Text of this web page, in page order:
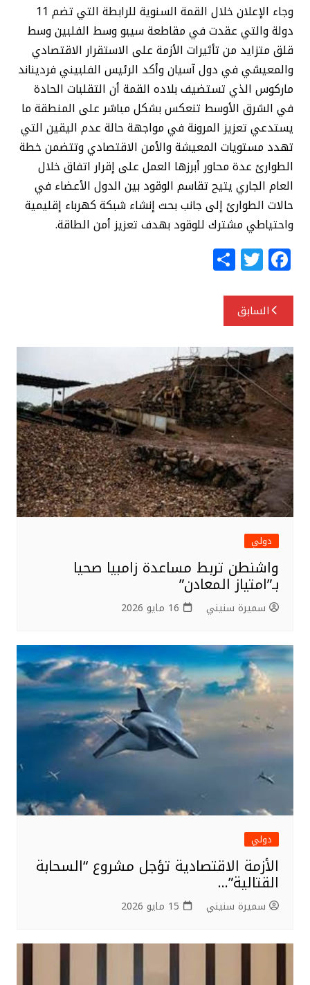
وجاء الإعلان خلال القمة السنوية للرابطة التي تضم 11
دولة والتي عقدت في مقاطعة سيبو وسط الفلبين وسط
قلق متزايد من تأثيرات الأزمة على الاستقرار الاقتصادي
والمعيشي في دول آسيان وأكد الرئيس الفلبيني فرديناند
ماركوس الذي تستضيف بلاده القمة أن التقلبات الحادة
في الشرق الأوسط تنعكس بشكل مباشر على المنطقة ما
يستدعي تعزيز المرونة في مواجهة حالة عدم اليقين التي
تهدد مستويات المعيشة والأمن الاقتصادي وتتضمن خطة
الطوارئ عدة محاور أبرزها العمل على إقرار اتفاق خلال
العام الجاري يتيح تقاسم الوقود بين الدول الأعضاء في
حالات الطوارئ إلى جانب بحث إنشاء شبكة كهرباء إقليمية
واحتياطي مشترك للوقود بهدف تعزيز أمن الطاقة.
F
a
c
e
b
o
o
k
T
w
itt
e
r
S
h
تصفّح
المقالات
السابق
دولي
واشنطن تربط مساعدة زامبيا صحيا
بـ”امتياز المعادن”
سميرة سنيني 16 مايو 2026
دولي
الأزمة الاقتصادية تؤجل مشروع “السحابة
القتالية”…
سميرة سنيني 15 مايو 2026